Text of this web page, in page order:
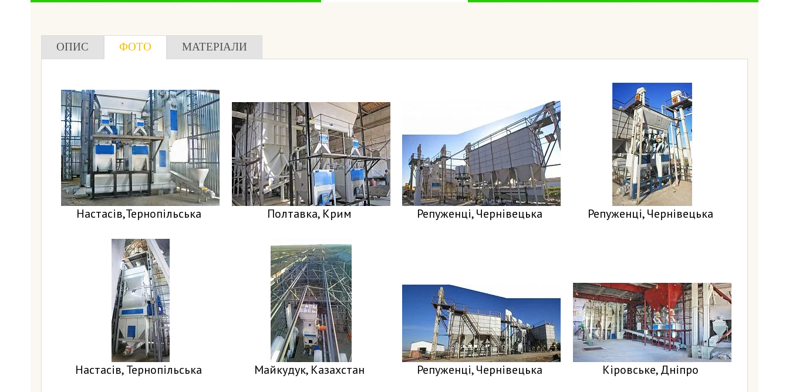
ОПИС ФОТО МАТЕРІАЛИ
Настасів,Тернопільська Полтавка, Крим Репуженці, Чернівецька Репуженці, Чернівецька
Настасів, Тернопільська Майкудук, Казахстан Репуженці, Чернівецька Кіровське, Дніпро